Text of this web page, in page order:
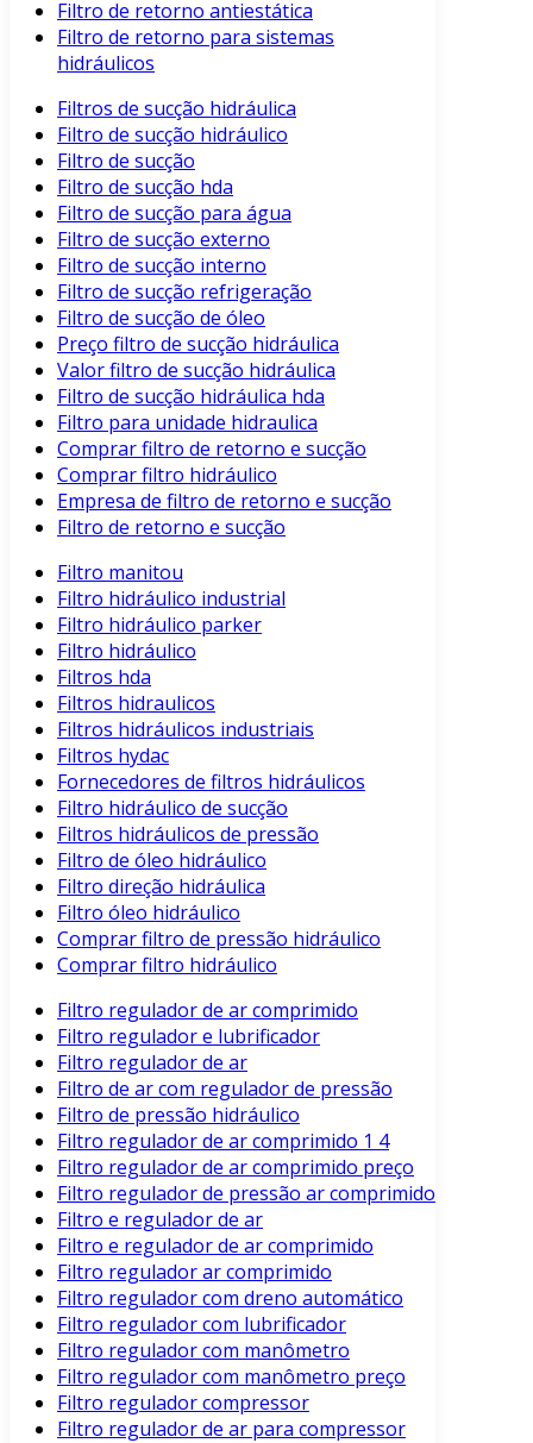
Filtro de retorno antiestática
Filtro de retorno para sistemas
hidráulicos
Filtros de sucção hidráulica
Filtro de sucção hidráulico
Filtro de sucção
Filtro de sucção hda
Filtro de sucção para água
Filtro de sucção externo
Filtro de sucção interno
Filtro de sucção refrigeração
Filtro de sucção de óleo
Preço filtro de sucção hidráulica
Valor filtro de sucção hidráulica
Filtro de sucção hidráulica hda
Filtro para unidade hidraulica
Comprar filtro de retorno e sucção
Comprar filtro hidráulico
Empresa de filtro de retorno e sucção
Filtro de retorno e sucção
Filtro manitou
Filtro hidráulico industrial
Filtro hidráulico parker
Filtro hidráulico
Filtros hda
Filtros hidraulicos
Filtros hidráulicos industriais
Filtros hydac
Fornecedores de filtros hidráulicos
Filtro hidráulico de sucção
Filtros hidráulicos de pressão
Filtro de óleo hidráulico
Filtro direção hidráulica
Filtro óleo hidráulico
Comprar filtro de pressão hidráulico
Comprar filtro hidráulico
Filtro regulador de ar comprimido
Filtro regulador e lubrificador
Filtro regulador de ar
Filtro de ar com regulador de pressão
Filtro de pressão hidráulico
Filtro regulador de ar comprimido 1 4
Filtro regulador de ar comprimido preço
Filtro regulador de pressão ar comprimido
Filtro e regulador de ar
Filtro e regulador de ar comprimido
Filtro regulador ar comprimido
Filtro regulador com dreno automático
Filtro regulador com lubrificador
Filtro regulador com manômetro
Filtro regulador com manômetro preço
Filtro regulador compressor
Filtro regulador de ar para compressor